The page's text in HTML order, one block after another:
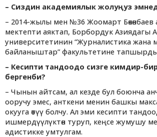
– Сиздин академиялык жолуңуз
– 2014-жылы мен №36 Жоомарт
мектепти аяктап, Борбордук Азиядагы
университетинин “Журналистика жана
байланыштар” факультетине
– Кесипти тандоодо сизге кимдир-
бергенби?
– Чынын айтсам, ал кезде бул боюнча
ооручу эмес, анткени менин башкы
окууга өтүү болчу. Ал эми кесипти
ишмердүүлүктөн туруп, кеңсе жумушу
адистикке умтулгам.